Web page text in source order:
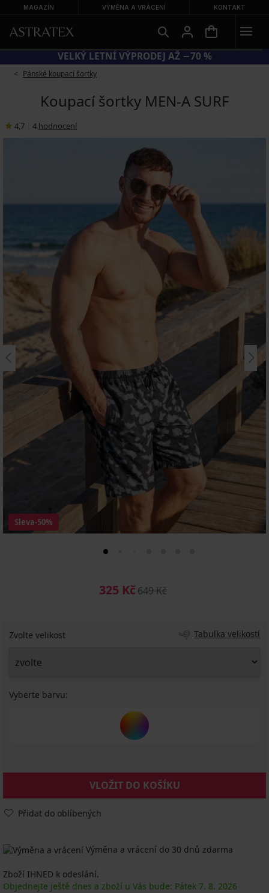
MAGAZÍN VÝMĚNA A VRÁCENÍ KONTAKT
KÓD BRA20 = PODPRSENKY −20 %
Pánské koupací šortky
Koupací šortky MEN-A SURF
4,7 4 hodnocení
Sleva-50%
325 Kč649 Kč
Zvolte velikost Tabulka velikostí
Vyberte barvu:
VLOŽIT DO KOŠÍKU
Přidat do oblíbených
Výměna a vrácení do 30 dnů zdarma
Zboží IHNED k odeslání.
Objednejte ještě dnes a zboží u Vás bude: Pátek 7. 8. 2026